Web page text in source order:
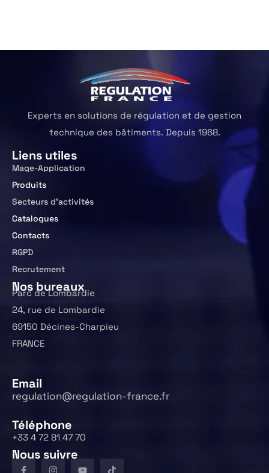
Experts en solutions de régulation et de gestion
technique des bâtiments. Depuis 1968.
Liens utiles
Mage-Application
Produits
Secteurs d’activités
Catalogues
Contacts
RGPD
Recrutement
Nos bureaux
Parc de Lombardie
24, rue de Lombardie
69150 Décines-Charpieu
FRANCE
Email
regulation@regulation-france.fr
Téléphone
+33 4 72 81 47 70
Nous suivre